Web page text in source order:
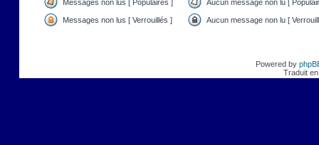
Messages non lus [ Populaires ] Aucun message non lu [
Messages non lus [ Verrouillés ] Aucun message non lu [
Powered by
Traduit